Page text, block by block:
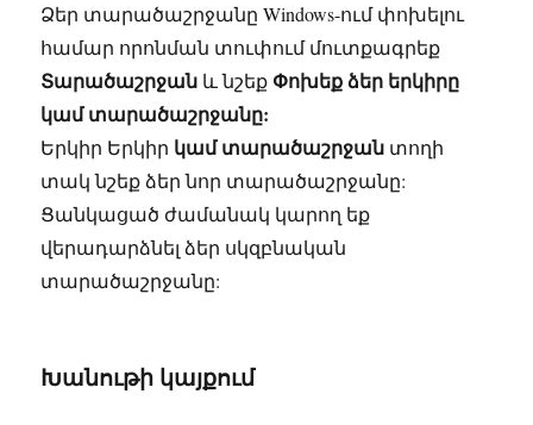
Ձեր տարածաշրջանը Windows-ում փոխելու
համար որոնման տուփում մուտքագրեք
Տարածաշրջան և նշեք Փոխեք ձեր երկիրը
կամ տարածաշրջանը:
Երկիր Երկիր կամ տարածաշրջան տողի
տակ նշեք ձեր նոր տարածաշրջանը:
Ցանկացած ժամանակ կարող եք
վերադարձնել ձեր սկզբնական
տարածաշրջանը:
Խանութի կայքում